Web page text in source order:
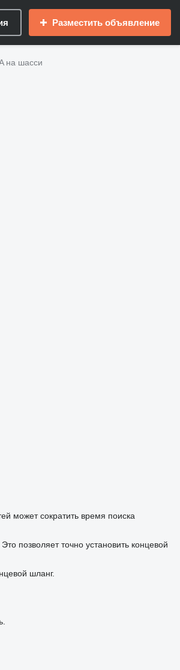
Разместить объявление
на шасси
может сократить время поиска
позволяет точно установить концевой
шланг.